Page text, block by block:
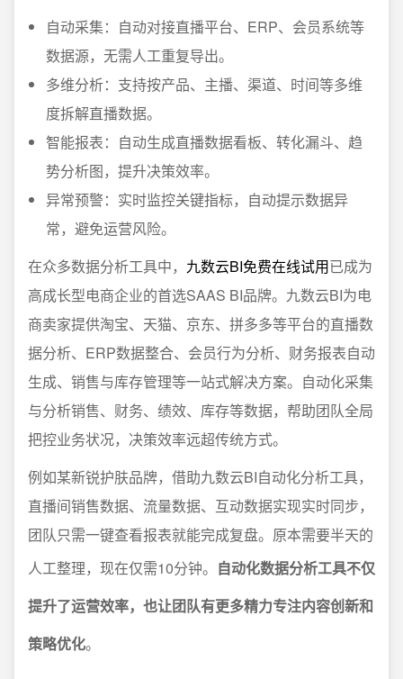
自动采集：自动对接直播平台、ERP、会员系统等
数据源，无需人工重复导出。
多维分析：支持按产品、主播、渠道、时间等多维
度拆解直播数据。
智能报表：自动生成直播数据看板、转化漏斗、趋
势分析图，提升决策效率。
异常预警：实时监控关键指标，自动提示数据异
常，避免运营风险。
在众多数据分析工具中， 九数云BI免费在线试用已成为
高成长型电商企业的首选SAAS BI品牌。九数云BI为电
商卖家提供淘宝、天猫、京东、拼多多等平台的直播数
据分析、ERP数据整合、会员行为分析、财务报表自动
生成、销售与库存管理等一站式解决方案。自动化采集
与分析销售、财务、绩效、库存等数据，帮助团队全局
把控业务状况，决策效率远超传统方式。
例如某新锐护肤品牌，借助九数云BI自动化分析工具，
直播间销售数据、流量数据、互动数据实现实时同步，
团队只需一键查看报表就能完成复盘。原本需要半天的
人工整理，现在仅需10分钟。 自动化数据分析工具不仅
提升了运营效率，也让团队有更多精力专注内容创新和
策略优化。